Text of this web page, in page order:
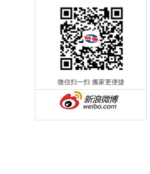
微信扫一扫 搬家更便捷